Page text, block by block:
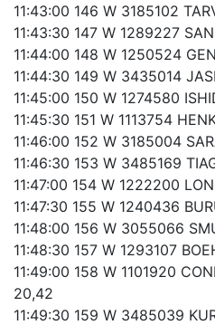
11:43:00 146 W 3185102
11:43:30 147 W 1289227
11:44:00 148 W 1250524
11:44:30 149 W 3435014
11:45:00 150 W 1274580
11:45:30 151 W 1113754
11:46:00 152 W 3185004
11:46:30 153 W 3485169
11:47:00 154 W 1222200
11:47:30 155 W 1240436
11:48:00 156 W 3055066
11:48:30 157 W 1293107
11:49:00 158 W 1101920
20,42
11:49:30 159 W 3485039